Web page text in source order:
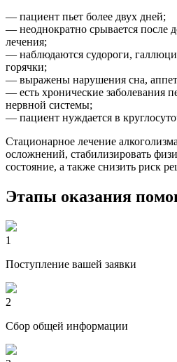
— пациент пьет более двух дней;
— неоднократно срывается после
лечения;
— наблюдаются судороги,
горячки;
— выражены нарушения сна,
— есть хронические заболевания
нервной системы;
— пациент нуждается в
Стационарное лечение
осложнений, стабилизировать
состояние, а также снизить риск
Этапы оказания
1
Поступление вашей заявки
2
Сбор общей информации